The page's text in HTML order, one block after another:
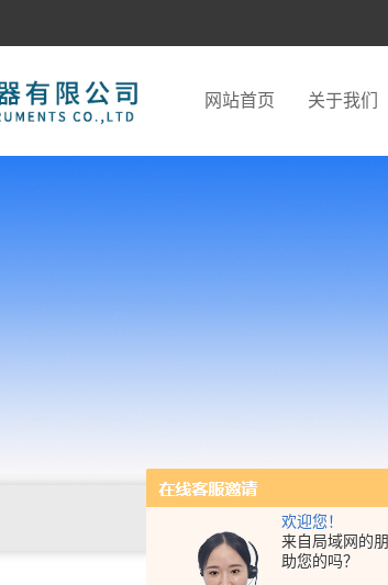
欢迎您！
来自局域网的
助您的吗？
网站首页 关于我们